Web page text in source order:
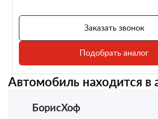
Заказать звонок
Подобрать аналог
Автомобиль находится в
БорисХоф